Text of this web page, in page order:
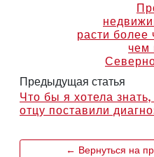
расти более
чем
Предыдущая статья
Что бы я хотела
отцу поставили
← Вернуться на